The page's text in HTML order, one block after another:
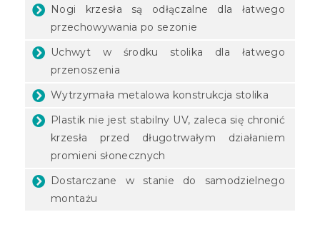
Nogi krzesła są odłączalne dla łatwego
przechowywania po sezonie
Uchwyt w środku stolika dla łatwego
przenoszenia
Wytrzymała metalowa konstrukcja stolika
Plastik nie jest stabilny UV, zaleca się chronić
krzesła przed długotrwałym działaniem
promieni słonecznych
Dostarczane w stanie do samodzielnego
montażu